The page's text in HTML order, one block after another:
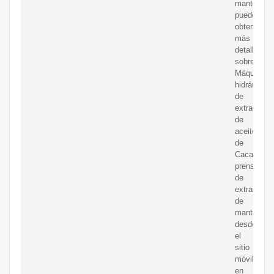
puede
obtener
más
detalles
sobre
Máquina
hidráulica
de
extracción
de
aceite
de
Cacao,
prensa
de
extracción
de
desde
el
sitio
móvil
en